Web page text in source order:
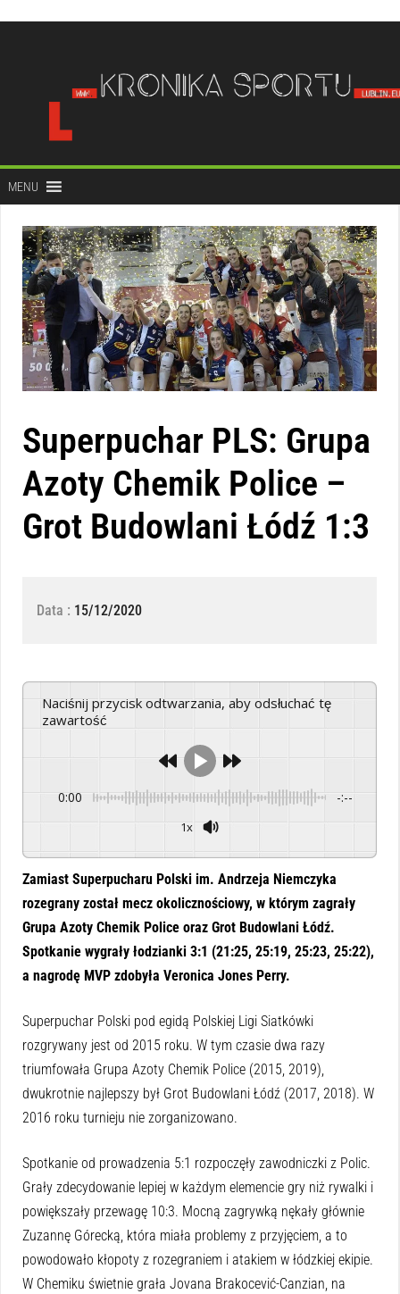
treści
MENU
Superpuchar PLS: Grupa
Azoty Chemik Police –
Grot Budowlani Łódź 1:3
Data : 15/12/2020
Naciśnij przycisk odtwarzania, aby odsłuchać tę
zawartość
0:00 -:--
1x
Zamiast Superpucharu Polski im. Andrzeja Niemczyka
rozegrany został mecz okolicznościowy, w którym zagrały
Grupa Azoty Chemik Police oraz Grot Budowlani Łódź.
Spotkanie wygrały łodzianki 3:1 (21:25, 25:19, 25:23, 25:22),
a nagrodę MVP zdobyła Veronica Jones Perry.
Superpuchar Polski pod egidą Polskiej Ligi Siatkówki
rozgrywany jest od 2015 roku. W tym czasie dwa razy
triumfowała Grupa Azoty Chemik Police (2015, 2019),
dwukrotnie najlepszy był Grot Budowlani Łódź (2017, 2018). W
2016 roku turnieju nie zorganizowano.
Spotkanie od prowadzenia 5:1 rozpoczęły zawodniczki z Polic.
Grały zdecydowanie lepiej w każdym elemencie gry niż rywalki i
powiększały przewagę 10:3. Mocną zagrywką nękały głównie
Zuzannę Górecką, która miała problemy z przyjęciem, a to
powodowało kłopoty z rozegraniem i atakiem w łódzkiej ekipie.
W Chemiku świetnie grała Jovana Brakocević-Canzian, na